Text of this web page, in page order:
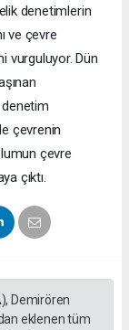
denetimlerin
ve çevre
vurguluyor. Dün
çevrenin
çevre
çıktı.
Demirören
eklenen tüm